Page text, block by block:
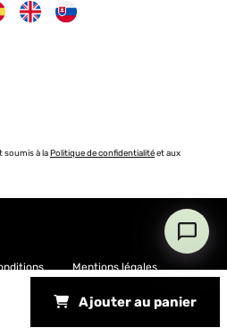
Ajouter au panier
soumis à laPolitique de confidentialitéet aux
Mentions légales
rights reserved